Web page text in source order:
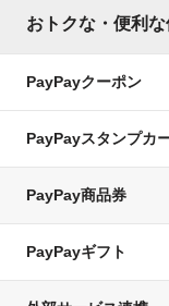
おトクな・便利
PayPayクーポン
PayPayスタンプカ
PayPay商品券
PayPayギフト